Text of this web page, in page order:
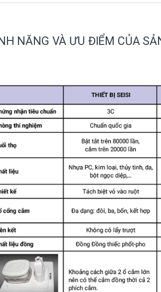
NĂNG VÀ ƯU ĐIỂM CỦA